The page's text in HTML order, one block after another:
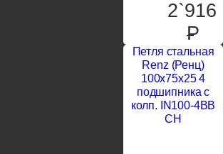
2`916
P
Петля стальная
Renz (Ренц)
100x75x25 4
подшипника с
колп. IN100-4BB
CH